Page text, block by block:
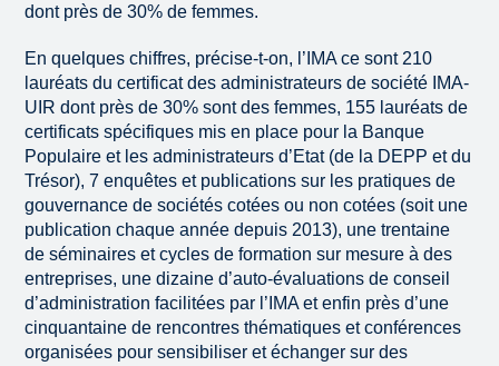
dont près de 30% de femmes.
En quelques chiffres, précise-t-on, l’IMA ce sont 210
lauréats du certificat des administrateurs de société IMA-
UIR dont près de 30% sont des femmes, 155 lauréats de
certificats spécifiques mis en place pour la Banque
Populaire et les administrateurs d’Etat (de la DEPP et du
Trésor), 7 enquêtes et publications sur les pratiques de
gouvernance de sociétés cotées ou non cotées (soit une
publication chaque année depuis 2013), une trentaine
de séminaires et cycles de formation sur mesure à des
entreprises, une dizaine d’auto-évaluations de conseil
d’administration facilitées par l’IMA et enfin près d’une
cinquantaine de rencontres thématiques et conférences
organisées pour sensibiliser et échanger sur des